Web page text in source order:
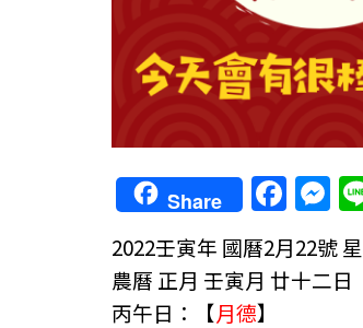
Share F
a
c
e
M
e
ss
e
2022壬寅年 國曆2月22號
農曆 正月 壬寅月 廿十二日
丙午日：【月德】